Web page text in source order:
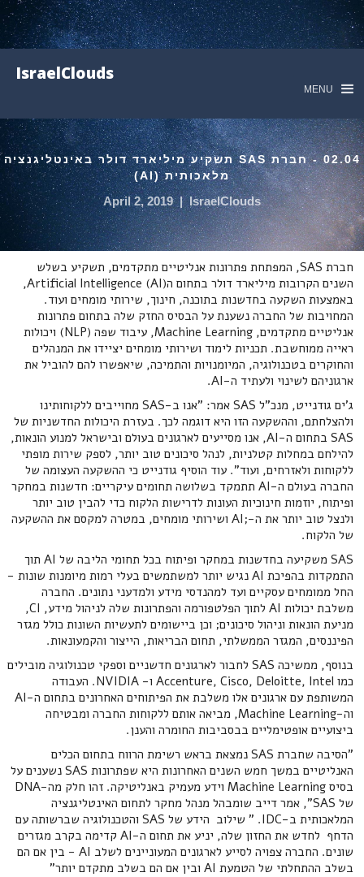
IsraelClouds
MENU
02.04 - חברת SAS תשקיע מיליארד דולר באינטליגנציה
מלאכותית (AI)
IsraelClouds
|
April 2, 2019
חברת SAS, המפתחת פתרונות אנליטיים מתקדמים, תשקיע בשלש
השנים הקרובות מיליארד דולר בתחום הArtificial Intelligence (AI),
באמצעות השקעה בחדשנות בתוכנה, חינוך, שירותי מומחים ועוד.
המחויבות של החברה נשענת על הבסיס החזק שלה בתחום פתרונות
אנליטיים מתקדמים, Machine Learning, עיבוד שפה (NLP) ויכולות
ראייה ממוחשבת. תכניות לימוד ושירותי מומחים יציידו את המנהלים
והחוקרים בטכנולוגיה, המיומנויות והתמיכה, שיאפשרו להם להוביל את
ארגוניהם לשינוי ולעתיד ה-AI.
ג'ים גודנייט, מנכ"ל SAS אמר: "אנו ב-SAS מחוייבים ללקוחותינו
ולהצלחתם, וההשקעה הזו היא דוגמה לכך. בעזרת היכולות החדשניות של
SAS בתחום ה-AI, אנו מסייעים לארגונים בעולם ובישראל למנוע הונאות,
להילחם במחלות קטלניות, לנהל סיכונים טוב יותר, לספק שירות מופתי
ללקוחות ולאזרחים, ועוד". עוד הוסיף גודנייט כי ההשקעה העצומה של
החברה בעולם ה-AI תתמקד בשלושה תחומים עיקריים: חדשנות במחקר
ופיתוח, יוזמות חינוכיות העונות לדרישות הלקוח כדי להבין טוב יותר
ולנצל טוב יותר את ה-;AI ושירותי מומחים, במטרה למקסם את ההשקעה
של הלקוח.
SAS משקיעה בחדשנות במחקר ופיתוח בכל תחומי הליבה של AI תוך
התמקדות בהפיכת AI נגיש יותר למשתמשים בעלי רמות מיומנות שונות -
החל ממומחים עסקיים ועד למהנדסי מידע ולמדעני נתונים. החברה
משלבת יכולות AI לתוך הפלטפורמה והפתרונות שלה לניהול מידע, CI,
מניעת הונאות וניהול סיכונים; וכן ביישומים לתעשיות השונות כולל מגזר
הפיננסים, המגזר הממשלתי, תחום הבריאות, הייצור והקמעונאות.
בנוסף, ממשיכה SAS לחבור לארגונים חדשניים וספקי טכנולוגיה מובילים
כמו Accenture, Cisco, Deloitte, Intel ו- NVIDIA. העבודה
המשותפת עם ארגונים אלו משלבת את הפיתוחים האחרונים בתחום ה-AI
וה-Machine Learning, מביאה אותם ללקוחות החברה ומבטיחה
ביצועיים אופטימליים בבסביבות החומרה והענן.
"הסיבה שחברת SAS נמצאת בראש רשימת הרווח בתחום הכלים
האנליטיים במשך חמש השנים האחרונות היא שפתרונות SAS נשענים על
בסיס Machine Learning וידע מעמיק באנליטיקה. זהו חלק מה-DNA
של SAS", אמר דייב שומבהל מנהל מחקר לתחום האינטליגנציה
המלאכותית ב-IDC. " שילוב הידע של SAS והטכנולוגיה שברשותה עם
הדחף לחדש את החזון שלה, יניע את תחום ה-AI קדימה בקרב מגזרים
שונים. החברה צפויה לסייע לארגונים המעוניינים לשלב AI - בין אם הם
בשלב ההתחלתי של הטמעת AI ובין אם הם בשלב מתקדם יותר"